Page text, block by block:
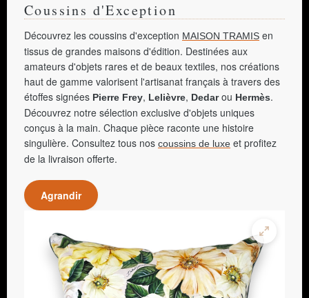
Coussins d'Exception
Découvrez les coussins d'exception MAISON TRAMIS en
tissus de grandes maisons d'édition. Destinées aux
amateurs d'objets rares et de beaux textiles, nos créations
haut de gamme valorisent l'artisanat français à travers des
étoffes signées Pierre Frey, Lelièvre, Dedarou Hermès.
Découvrez notre sélection exclusive d'objets uniques
conçus à la main. Chaque pièce raconte une histoire
singulière. Consultez tous nos coussins de luxe et profitez
de la livraison offerte.
Agrandir